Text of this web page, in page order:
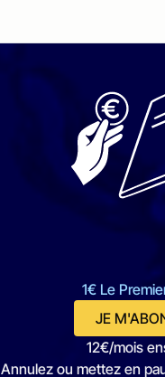
1€ Le
JE
12€/mois
Annulez ou mettez en